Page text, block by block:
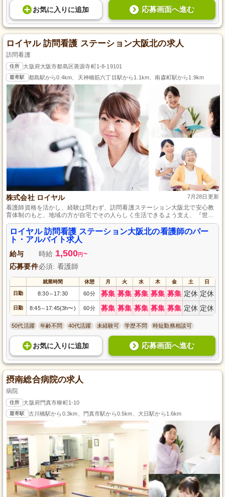
お気に入り に追加 応募画面へ進む
ロイヤル 訪問看護 ステーション大阪北の求人
訪問看護
住所 大阪府大阪市都島区善源寺町1-8-19101
最寄駅 都島駅から0.4km、天神橋筋六丁目駅から1.1km、南森町駅から1.9km
株式会社 ロイヤル 7月28日更新
看護師資格を活かし、経験は問わず、訪問看護ステーション大阪北で安心教
育体制のもと、地域の方が自宅でその人らしく生活できるよう支え、『世の
ため人のために尽くす』を実現しませんか。
ロイヤル 訪問看護 ステーション大阪北の看護師のパー
ト・アルバイト求人
給与 時給 1,500円 ~
応募要件必須: 看護師
就業時間 休憩 月 火 水 木 金 土 日
日勤 8:30～ 17:30 60分 募集 募集 募集 募集 募集 定休 定休
日勤 8:45～ 17:45(3h〜) 60分 募集 募集 募集 募集 募集 定休 定休
50代活躍 年齢不問 40代活躍 未経験可 学歴不問 時短勤務相談可
お気に入り に追加 応募画面へ進む
摂南総合病院の求人
病院
住所 大阪府門真市柳町1-10
最寄駅 古川橋駅から0.3km、門真市駅から0.5km、大日駅から1.6km